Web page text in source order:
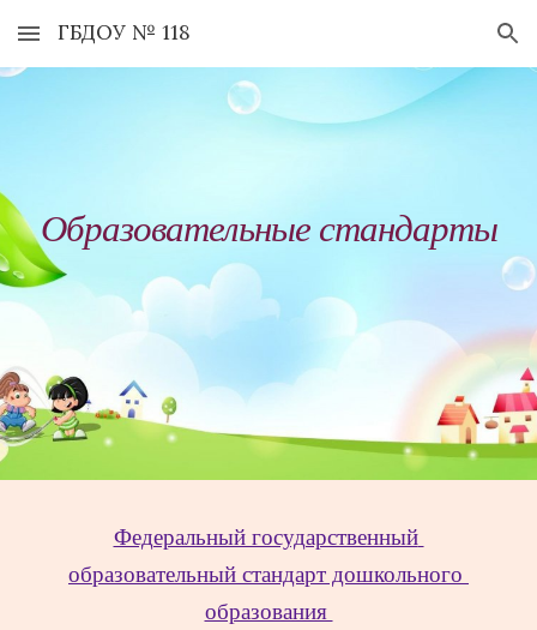
Skip to main content Skip to navigation
ГБДОУ № 118
Образовательные стандарты
Федеральный государственный
образовательный стандарт дошкольного
образования